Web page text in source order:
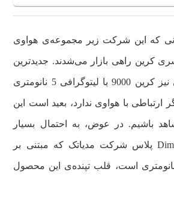
که این شرکت زیر مجموعه‌ی هواوی
سری کرین راهی بازار می‌شدند. جدیدترین
پردازنده از این سری نیز کرین 9000 با لیتوگرافی 5 نانومتری
ارتباطی با هواوی ندارد، بعید است این
باشیم. در عوض، به احتمال بسیار
فراوان، Dimensity 1000 پلاس شرکت مدیاتک که مبتنی بر
قدیمی 7 نانومتری است، قلب تپنده‌ی این محصول